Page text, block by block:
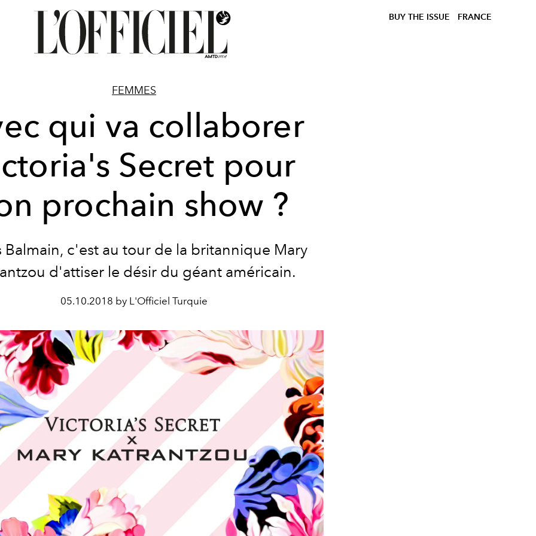
BUY THE ISSUE FRANCE
FEMMES
qui va collaborer
Secret pour
prochain show ?
Balmain, c'est au tour de la britannique Mary
d'attiser le désir du géant américain.
05.10.2018 by L'Officiel Turquie